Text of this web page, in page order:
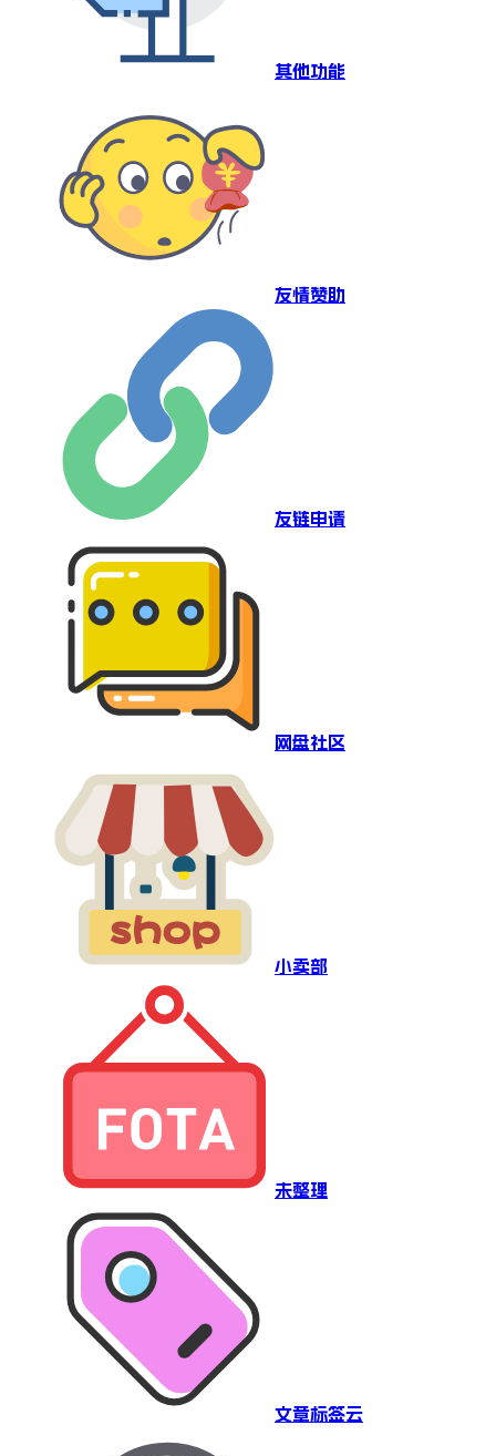
其他功能
友情赞助
友链申请
网盘社区
小卖部
未整理
文章标签云